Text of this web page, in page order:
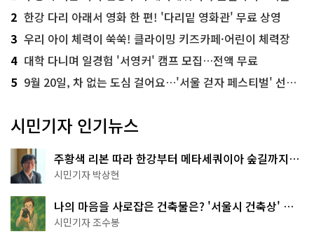
2 한강 다리 아래서 영화 한 편! '다리밑 영화관' 무료 상영
3 우리 아이 체력이 쑥쑥! 클라이밍 키즈카페·어린이 체력장
4 대학 다니며 일경험 '서영커' 캠프 모집…전액 무료
5 9월 20일, 차 없는 도심 걸어요…'서울 걷자 페스티벌' 선착순 5천명
시민기자 인기뉴스
주황색 리본 따라 한강부터 메타세쿼이아 숲길까지…
서울둘레길 15코스
시민기자 박상현
나의 마음을 사로잡은 건축물은? '서울시 건축상' 수
상작 공개!
시민기자 조수봉